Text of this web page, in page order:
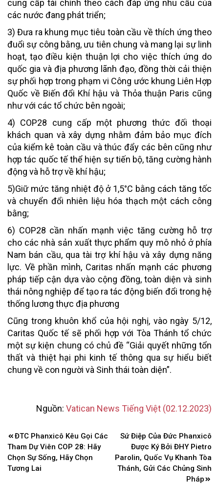
cung cấp tài chính theo cách đáp ứng nhu cầu của
các nước đang phát triển;
3) Đưa ra khung mục tiêu toàn cầu về thích ứng theo
đuổi sự công bằng, ưu tiên chung và mang lại sự linh
hoạt, tạo điều kiện thuận lợi cho việc thích ứng do
quốc gia và địa phương lãnh đạo, đồng thời cải thiện
sự phối hợp trong phạm vi Công ước khung Liên Hợp
Quốc về Biến đổi Khí hậu và Thỏa thuận Paris cũng
như với các tổ chức bên ngoài;
4) COP28 cung cấp một phương thức đối thoại
khách quan và xây dựng nhằm đảm bảo mục đích
của kiểm kê toàn cầu và thúc đẩy các bên cũng như
hợp tác quốc tế thể hiện sự tiến bộ, tăng cường hành
động và hỗ trợ về khí hậu;
5)Giữ mức tăng nhiệt độ ở 1,5°C bằng cách tăng tốc
và chuyển đổi nhiên liệu hóa thạch một cách công
bằng;
6) COP28 cần nhấn mạnh việc tăng cường hỗ trợ
cho các nhà sản xuất thực phẩm quy mô nhỏ ở phía
Nam bán cầu, qua tài trợ khí hậu và xây dựng năng
lực. Về phần mình, Caritas nhấn mạnh các phương
pháp tiếp cận dựa vào cộng đồng, toàn diện và sinh
thái nông nghiệp để tạo ra tác động biến đổi trong hệ
thống lương thực địa phương
Cũng trong khuôn khổ của hội nghị, vào ngày 5/12,
Caritas Quốc tế sẽ phối hợp với Tòa Thánh tổ chức
một sự kiện chung có chủ đề “Giải quyết những tổn
thất và thiệt hại phi kinh tế thông qua sự hiểu biết
chung về con người và Sinh thái toàn diện”.
Nguồn: Vatican News Tiếng Việt (02.12.2023)
Điều
hướng
bài
viết
ĐTC Phanxicô Kêu Gọi Các
Tham Dự Viên COP 28: Hãy
Chọn Sự Sống, Hãy Chọn
Tương Lai
Sứ Điệp Của Đức Phanxicô
Được Ký Bởi ĐHY Pietro
Parolin, Quốc Vụ Khanh Tòa
Thánh, Gửi Các Chủng Sinh
Pháp